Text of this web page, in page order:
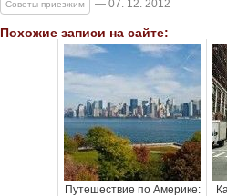
Советы приезжим — 07. 12. 2012
Похожие записи на сайте:
Путешествие по Америке: